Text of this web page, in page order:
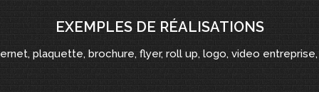
EXEMPLES DE RÉALISATIONS
plaquette, brochure, flyer, roll up, logo, video